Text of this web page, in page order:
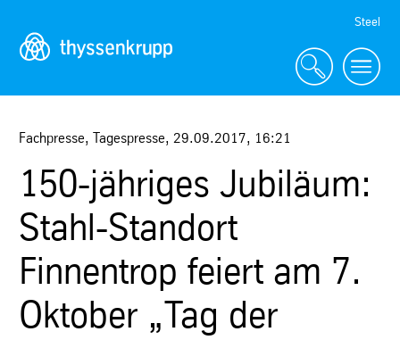
Navigation
Steel
Fachpresse, Tagespresse, 29.09.2017, 16:21
150-jähriges Jubiläum:
Stahl-Standort
Finnentrop feiert am 7.
Oktober „Tag der